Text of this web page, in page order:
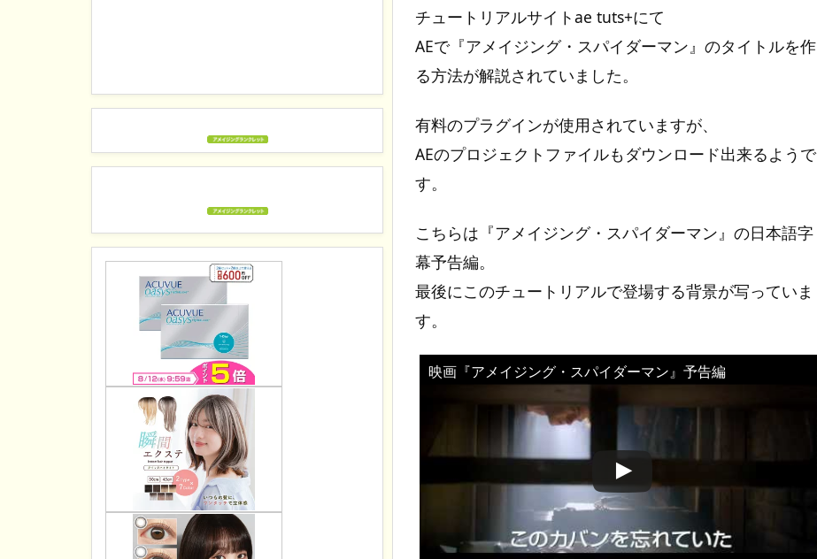
チュートリアルサイトae tuts+にて
AEで『アメイジング・スパイダーマン』のタイトルを作
る方法が解説されていました。
有料のプラグインが使用されていますが、
AEのプロジェクトファイルもダウンロード出来るようで
す。
こちらは『アメイジング・スパイダーマン』の日本語字
幕予告編。
最後にこのチュートリアルで登場する背景が写っていま
す。
映画『アメイジング・スパイダーマン』予告編
この動画を YouTube で視聴